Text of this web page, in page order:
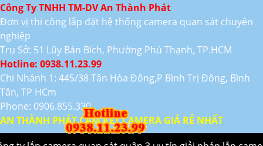
Công Ty TNHH TM-DV An Thành Phát
Đơn vị thi công lắp đặt hệ thống camera quan sát chuyên
nghiệp
Trụ Sở: 51 Lũy Bán Bích, Phường Phú Thạnh, TP.HCM
Hotline: 0938.11.23.99
Chi Nhánh 1: 445/38 Tân Hòa Đông,P Bình Trị Đông, Bình
Tân, TP HCm
Phone: 0906.855.330
AN THÀNH PHÁT CAM KẾT CAMERA GIÁ RẺ NHẤT